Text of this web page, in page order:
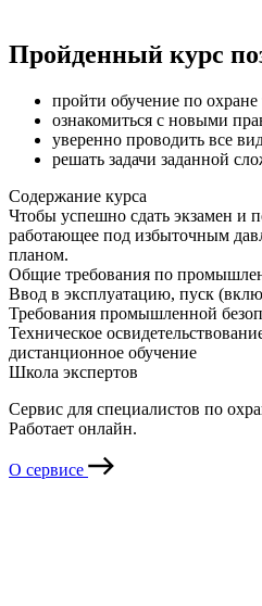
Пройденный курс
пройти обучение по
ознакомиться с новыми
уверенно проводить все
решать задачи заданной
Содержание курса
Чтобы успешно сдать экзамен и
работающее под избыточным
планом.
Общие требования по
Ввод в эксплуатацию, пуск
Требования промышленной
Техническое
дистанционное обучение
Школа экспертов
Сервис для специалистов по
Работает онлайн.
О сервисе